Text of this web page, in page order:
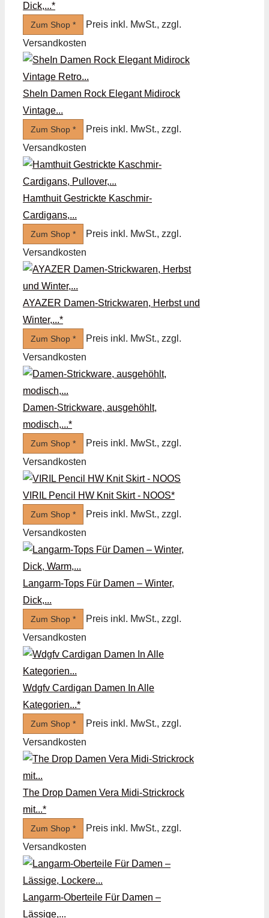
Dick,...*
Zum Shop *
Preis inkl. MwSt., zzgl.
Versandkosten
SheIn Damen Rock Elegant Midirock
Vintage...
Zum Shop *
Preis inkl. MwSt., zzgl.
Versandkosten
Hamthuit Gestrickte Kaschmir-
Cardigans,...
Zum Shop *
Preis inkl. MwSt., zzgl.
Versandkosten
AYAZER Damen-Strickwaren, Herbst und
Winter,...*
Zum Shop *
Preis inkl. MwSt., zzgl.
Versandkosten
Damen-Strickware, ausgehöhlt,
modisch,...*
Zum Shop *
Preis inkl. MwSt., zzgl.
Versandkosten
VIRIL Pencil HW Knit Skirt - NOOS*
Zum Shop *
Preis inkl. MwSt., zzgl.
Versandkosten
Langarm-Tops Für Damen – Winter,
Dick,...
Zum Shop *
Preis inkl. MwSt., zzgl.
Versandkosten
Wdgfv Cardigan Damen In Alle
Kategorien...*
Zum Shop *
Preis inkl. MwSt., zzgl.
Versandkosten
The Drop Damen Vera Midi-Strickrock
mit...*
Zum Shop *
Preis inkl. MwSt., zzgl.
Versandkosten
Langarm-Oberteile Für Damen –
Lässige,...